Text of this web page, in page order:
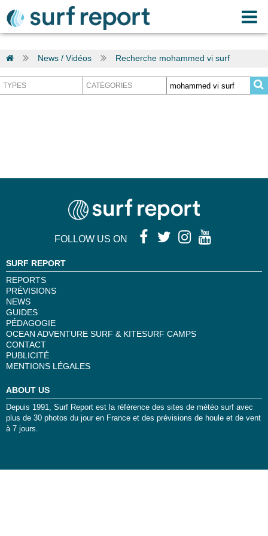
News / Vidéos Recherche mohammed vi surf
FOLLOW US ON
SURF REPORT
REPORTS
PRÉVISIONS
NEWS
GUIDES
PÉDAGOGIE
OCEAN ADVENTURE SURF & KITESURF CAMPS
CONTACT
PUBLICITÉ
MENTIONS LÉGALES
ABOUT US
Depuis 1991, Surf Report est la référence des sites de météo surf avec
plus de 30 photos du jour en France et des prévisions de houle et de vent
à 7 jours.